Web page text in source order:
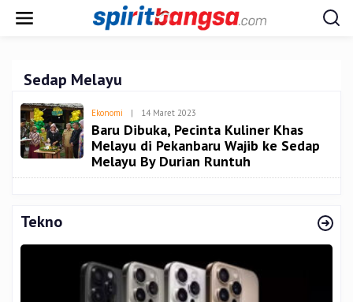
Sedap Melayu
Ekonomi | 14 Maret 2023
Baru Dibuka, Pecinta Kuliner Khas
Melayu di Pekanbaru Wajib ke Sedap
Melayu By Durian Runtuh
Tekno